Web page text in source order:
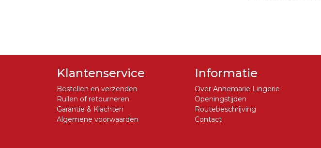
Klantenservice
Bestellen en verzenden
Ruilen of retourneren
Garantie & Klachten
Algemene voorwaarden
Informatie
Over Annemarie Lingerie
Openingstijden
Routebeschrijving
Contact